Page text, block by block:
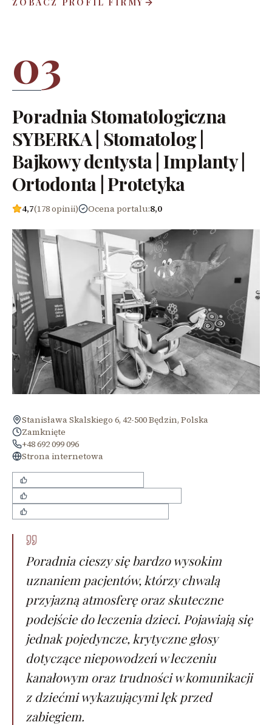
03
Poradnia Stomatologiczna
SYBERKA | Stomatolog |
Bajkowy dentysta | Implanty |
Ortodonta | Protetyka
4,7(178 opinii) Ocena portalu:8,0
Stanisława Skalskiego 6, 42-500 Będzin, Polska
Zamknięte
+48 692 099 096
Strona internetowa
Poradnia cieszy się bardzo wysokim
uznaniem pacjentów, którzy chwalą
przyjazną atmosferę oraz skuteczne
podejście do leczenia dzieci. Pojawiają się
jednak pojedyncze, krytyczne głosy
dotyczące niepowodzeń w leczeniu
kanałowym oraz trudności w komunikacji
z dziećmi wykazującymi lęk przed
zabiegiem.